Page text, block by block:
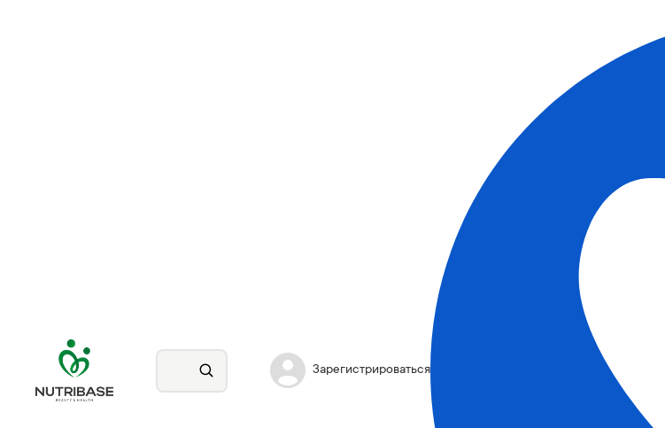
Зарегистрироваться